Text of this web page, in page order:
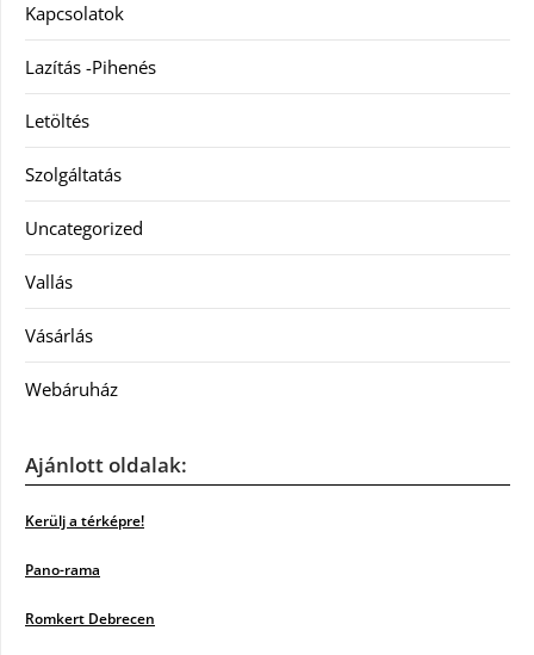
Kapcsolatok
Lazítás -Pihenés
Letöltés
Szolgáltatás
Uncategorized
Vallás
Vásárlás
Webáruház
Ajánlott oldalak:
Kerülj a térképre!
Pano-rama
Romkert Debrecen